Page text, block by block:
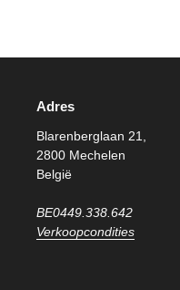
Adres
Blarenberglaan 21,
2800 Mechelen
België
BE0449.338.642
Verkoopcondities